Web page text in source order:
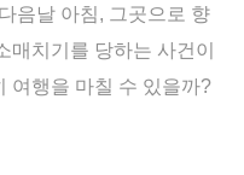
음날 아침, 그곳으로 향
매치기를 당하는 사건이
여행을 마칠 수 있을까?